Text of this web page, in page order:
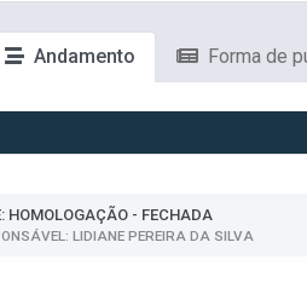
Andamento Forma de
HOMOLOGAÇÃO - FECHADA
LIDIANE PEREIRA DA SILVA